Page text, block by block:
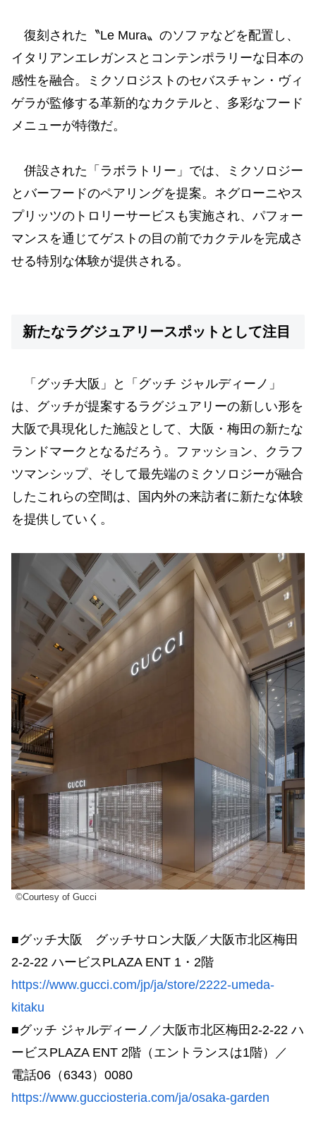
復刻された〝Le Mura〟のソファなどを配置し、
イタリアンエレガンスとコンテンポラリーな日本の
感性を融合。ミクソロジストのセバスチャン・ヴィ
ゲラが監修する革新的なカクテルと、多彩なフード
メニューが特徴だ。
併設された「ラボラトリー」では、ミクソロジー
とバーフードのペアリングを提案。ネグローニやス
プリッツのトロリーサービスも実施され、パフォー
マンスを通じてゲストの目の前でカクテルを完成さ
せる特別な体験が提供される。
新たなラグジュアリースポットとして注目
「グッチ大阪」と「グッチ ジャルディーノ」
は、グッチが提案するラグジュアリーの新しい形を
大阪で具現化した施設として、大阪・梅田の新たな
ランドマークとなるだろう。ファッション、クラフ
ツマンシップ、そして最先端のミクソロジーが融合
したこれらの空間は、国内外の来訪者に新たな体験
を提供していく。
©Courtesy of Gucci
■グッチ大阪 グッチサロン大阪／大阪市北区梅田
2-2-22 ハービスPLAZA ENT 1・2階
https://www.gucci.com/jp/ja/store/2222-umeda-
kitaku
■グッチ ジャルディーノ／大阪市北区梅田2-2-22 ハ
ービスPLAZA ENT 2階（エントランスは1階）／
電話06（6343）0080
https://www.gucciosteria.com/ja/osaka-garden